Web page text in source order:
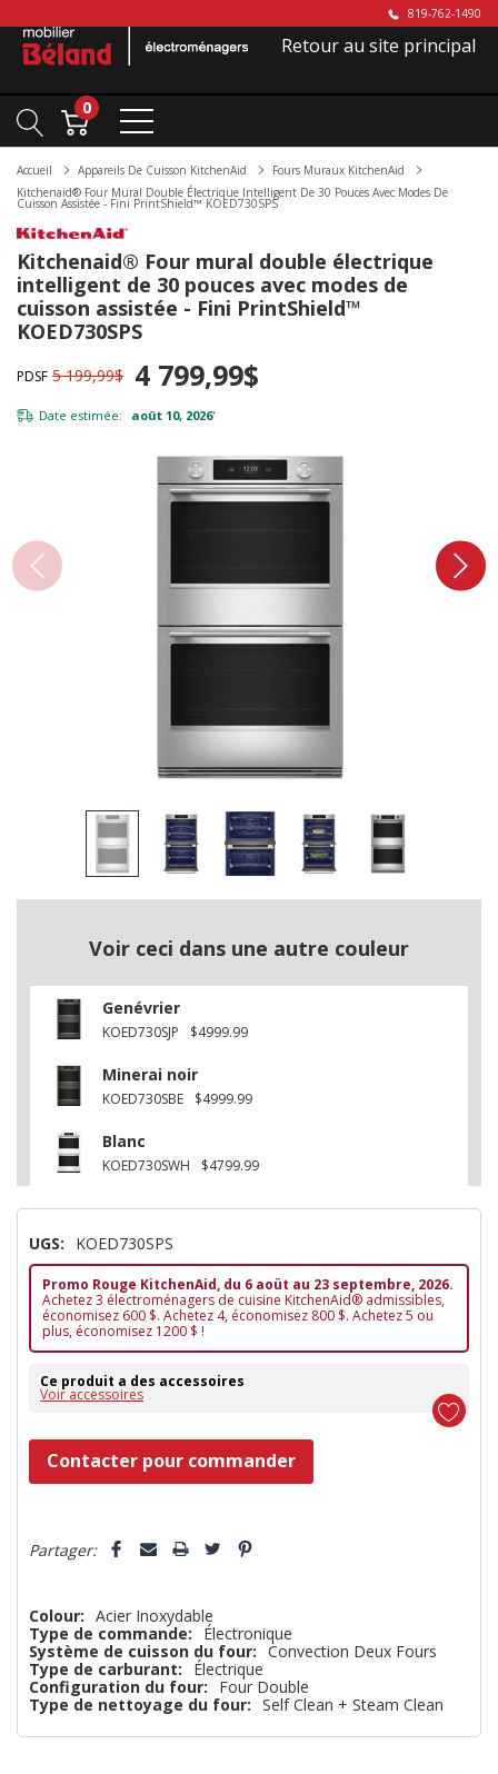
819-762-1490
Retour au site principal
0
Accueil Appareils De Cuisson KitchenAid
Fours Muraux KitchenAid
Kitchenaid® Four Mural Double Électrique Intelligent De 30 Pouces Avec Modes De
Cuisson Assistée - Fini PrintShield™ KOED730SPS
Kitchenaid® Four mural double électrique
intelligent de 30 pouces avec modes de
cuisson assistée - Fini PrintShield™
KOED730SPS
PDSF 5 199,99$ 4 799,99$
Date estimée: août 10, 2026*
Voir ceci dans une autre couleur
Genévrier
KOED730SJP $4999.99
Minerai noir
KOED730SBE $4999.99
Blanc
KOED730SWH $4799.99
UGS: KOED730SPS
Promo Rouge KitchenAid, du 6 aoüt au 23 septembre, 2026.
Achetez 3 électroménagers de cuisine KitchenAid® admissibles,
économisez 600 $. Achetez 4, économisez 800 $. Achetez 5 ou
plus, économisez 1200 $ !
Ce produit a des accessoires
Voir accessoires
Dépêchez-
vous!
n’en
plus
que
Contacter pour commander
Partager:
Colour: Acier Inoxydable
Type de commande:
Électronique
Système de cuisson du four: Convection Deux Fours
Type de carburant:
Électrique
Configuration du four:
Four Double
Type de nettoyage du four: Self Clean + Steam Clean